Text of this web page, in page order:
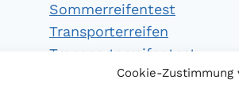
Cookie-Zustimmung
Sommerreifentest
Transporterreifen
Transporterreifentest
Winterreifen